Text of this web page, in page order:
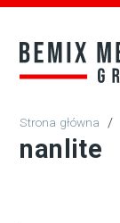
/
nanlite